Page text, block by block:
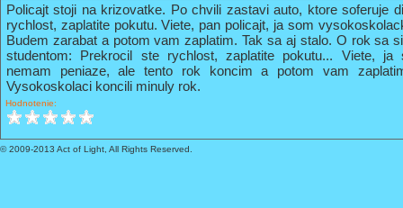
Policajt stoji na krizovatke. Po chvili zastavi auto, ktore soferuje
rychlost, zaplatite pokutu. Viete, pan policajt, ja som
Budem zarabat a potom vam zaplatim. Tak sa aj stalo. O rok sa
studentom: Prekrocil ste rychlost, zaplatite pokutu... Viete,
nemam peniaze, ale tento rok koncim a potom vam
Vysokoskolaci koncili minuly rok.
Hodnotenie:
© 2009-2013 Act of Light, All Rights Reserved.